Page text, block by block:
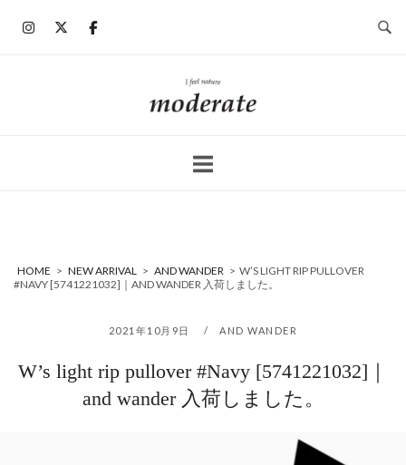
ホ
ー
HOME > NEW ARRIVAL > AND WANDER > W’S LIGHT RIP PULLOVER
#NAVY [5741221032]｜AND WANDER 入荷しました。
2021年10月9日 AND WANDER
W’s light rip pullover #Navy [5741221032]｜
and wander 入荷しました。